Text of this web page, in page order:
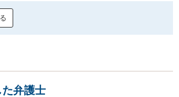
弁護士